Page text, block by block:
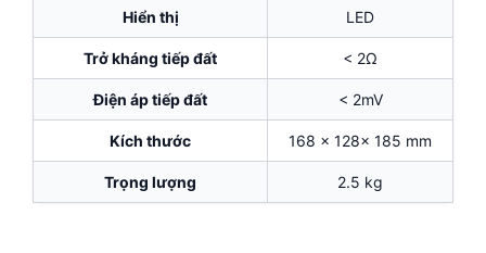
Hiển thị LED
Trở kháng tiếp đất < 2Ω
Điện áp tiếp đất < 2mV
Kích thước 168 x 128x 185 mm
Trọng lượng 2.5 kg